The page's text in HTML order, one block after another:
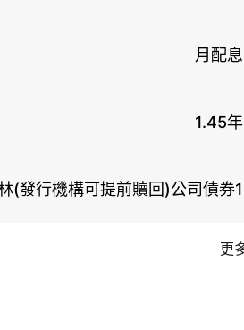
月配息
1.45年
(發行機構可提前贖回)公司債券1
更